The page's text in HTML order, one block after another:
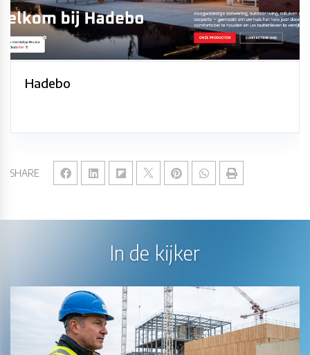
SHARE
Hadebo
In de kijker